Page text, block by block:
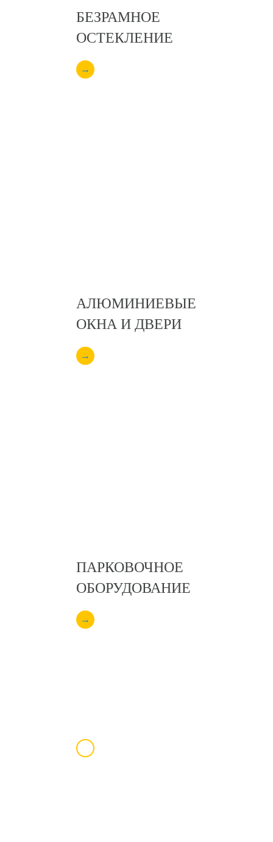
БЕЗРАМНОЕ
ОСТЕКЛЕНИЕ
→
АЛЮМИНИЕВЫЕ
ОКНА И ДВЕРИ
→
ПАРКОВОЧНОЕ
ОБОРУДОВАНИЕ
→